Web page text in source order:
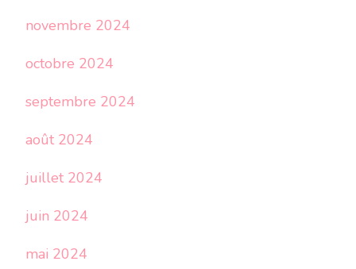
novembre 2024
octobre 2024
septembre 2024
août 2024
juillet 2024
juin 2024
mai 2024